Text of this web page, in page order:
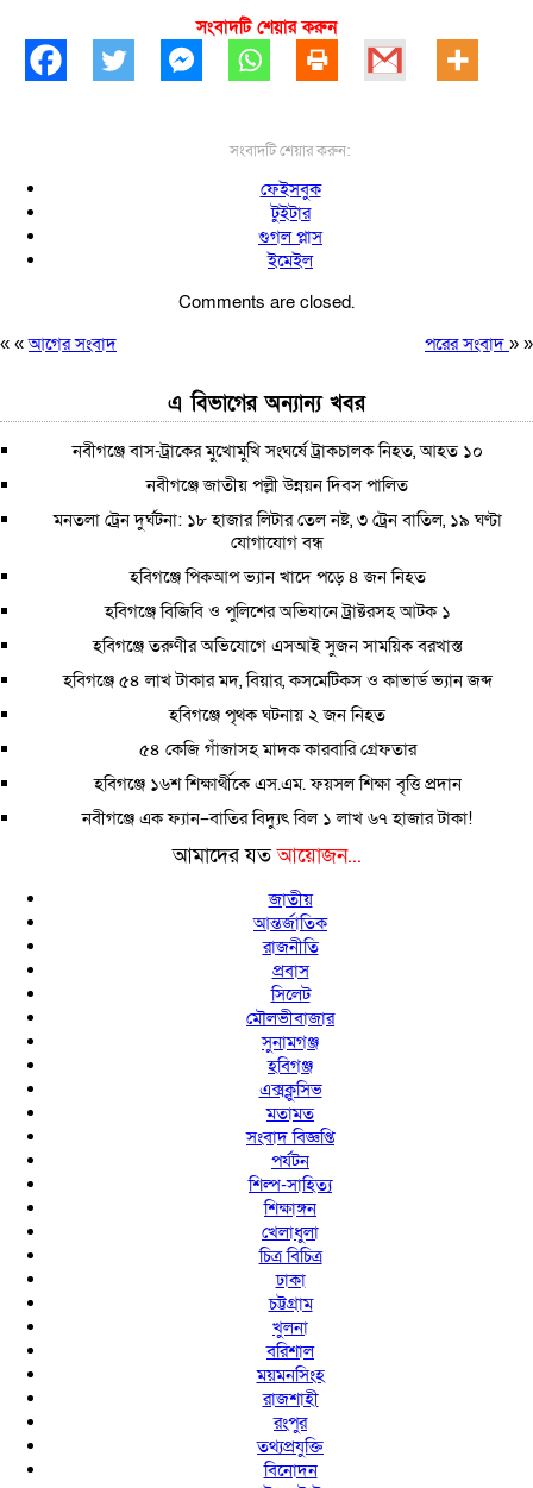
সংবাদটি শেয়ার করুন
সংবাদটি শেয়ার করুন:
ফেইসবুক
টুইটার
গুগল প্লাস
ইমেইল
Comments are closed.
« «আগের সংবাদ পরের সংবাদ » »
এ বিভাগের অন্যান্য খবর
নবীগঞ্জে বাস-ট্রাকের মুখোমুখি সংঘর্ষে ট্রাকচালক নিহত, আহত ১০
নবীগঞ্জে জাতীয় পল্লী উন্নয়ন দিবস পালিত
মনতলা ট্রেন দুর্ঘটনা: ১৮ হাজার লিটার তেল নষ্ট, ৩ ট্রেন বাতিল, ১৯ ঘণ্টা
যোগাযোগ বন্ধ
হবিগঞ্জে পিকআপ ভ্যান খাদে পড়ে ৪ জন নিহত
হবিগঞ্জে বিজিবি ও পুলিশের অভিযানে ট্রাক্টরসহ আটক ১
হবিগঞ্জে তরুণীর অভিযোগে এসআই সুজন সাময়িক বরখাস্ত
হবিগঞ্জে ৫৪ লাখ টাকার মদ, বিয়ার, কসমেটিকস ও কাভার্ড ভ্যান জব্দ
হবিগঞ্জে পৃথক ঘটনায় ২ জন নিহত
৫৪ কেজি গাঁজাসহ মাদক কারবারি গ্রেফতার
হবিগঞ্জে ১৬শ শিক্ষার্থীকে এস.এম. ফয়সল শিক্ষা বৃত্তি প্রদান
নবীগঞ্জে এক ফ্যান–বাতির বিদ্যুৎ বিল ১ লাখ ৬৭ হাজার টাকা!
আমাদের যতআয়োজন...
জাতীয়
আন্তর্জাতিক
রাজনীতি
প্রবাস
সিলেট
মৌলভীবাজার
সুনামগঞ্জ
হবিগঞ্জ
এক্সক্লুসিভ
মতামত
সংবাদ বিজ্ঞপ্তি
পর্যটন
শিল্প-সাহিত্য
শিক্ষাঙ্গন
খেলাধুলা
চিত্র বিচিত্র
ঢাকা
চট্টগ্রাম
খুলনা
বরিশাল
ময়মনসিংহ
রাজশাহী
রংপুর
তথ্যপ্রযুক্তি
বিনোদন